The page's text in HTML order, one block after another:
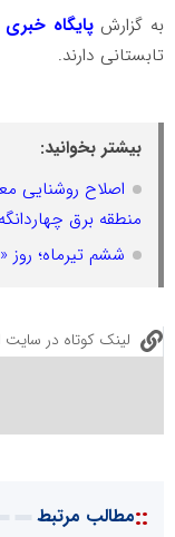
به گزارشپایگاه خبری
تابستانی دارند.
بیشتر بخوانید:
اصلاح روشنایی
منطقه برق چهاردانگه
ششم تیرماه؛ روز
لینک کوتاه در
::مطالب مرتبط